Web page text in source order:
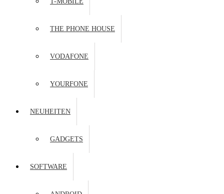
THE PHONE HOUSE
VODAFONE
YOURFONE
NEUHEITEN
GADGETS
SOFTWARE